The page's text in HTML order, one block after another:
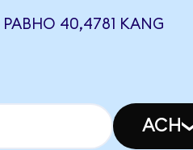
РАВНО 40,4781 KANG
ACH